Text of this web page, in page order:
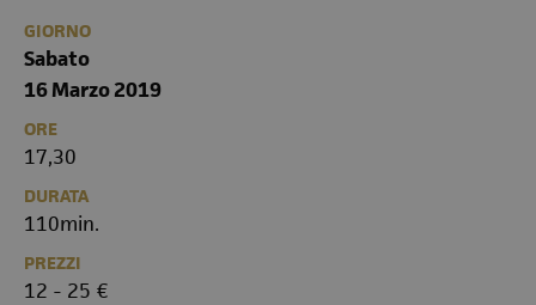
GIORNO
Sabato
16 Marzo 2019
ORE
17,30
DURATA
110min.
PREZZI
12 - 25 €